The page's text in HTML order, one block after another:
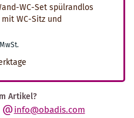
WC-Set spülrandlos
mit WC-Sitz und
Artikel?
info@obadis.com